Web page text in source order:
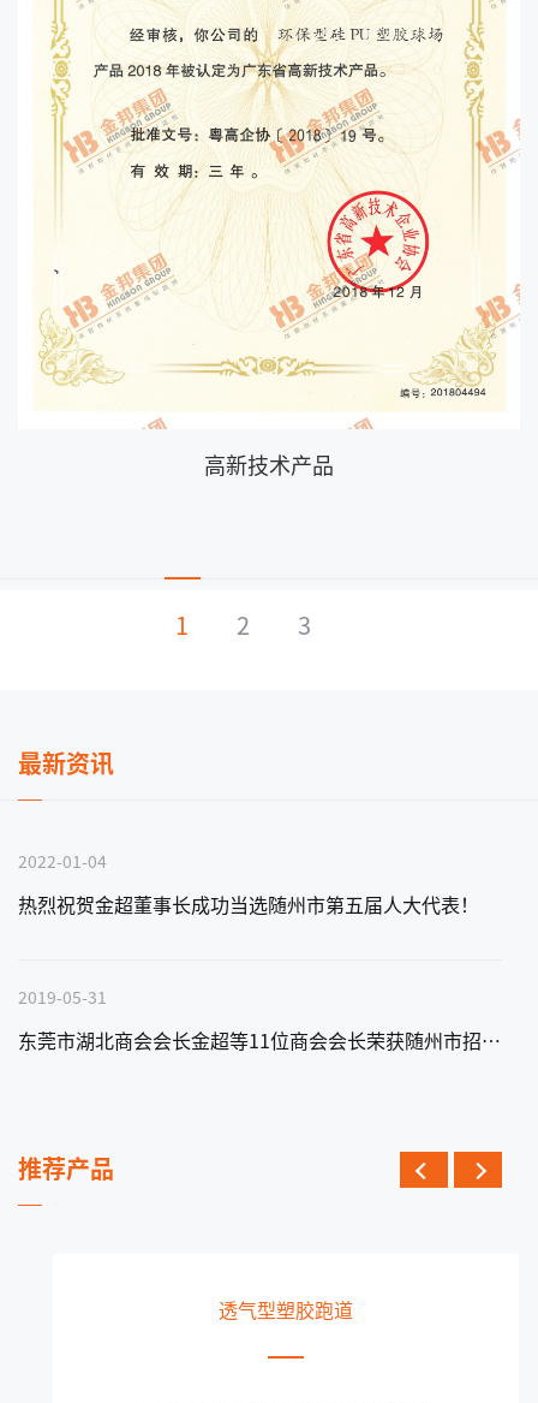
高新技术产品
1 2 3
最新资讯
2022-01-04
热烈祝贺金超董事长成功当选随州市第五届人大代表！
2019-05-31
东莞市湖北商会会长金超等11位商会会长荣获随州市招商大使称号
推荐产品
EPDM塑胶跑道